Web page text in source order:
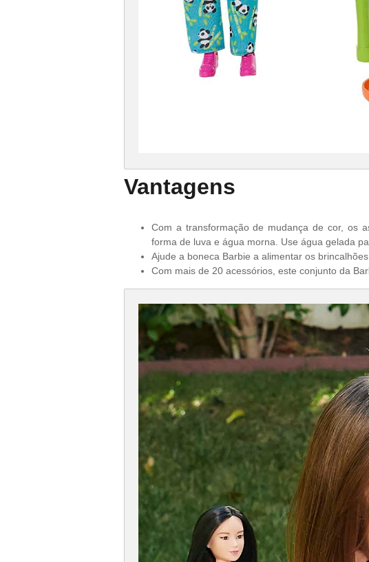
Vantagens
Com a transformação de mudança de cor, os
forma de luva e água morna. Use água gelada
Ajude a boneca Barbie a alimentar os
Com mais de 20 acessórios, este conjunto da